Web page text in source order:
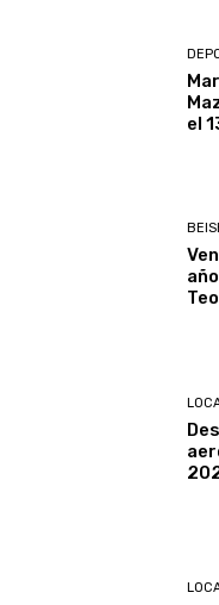
el